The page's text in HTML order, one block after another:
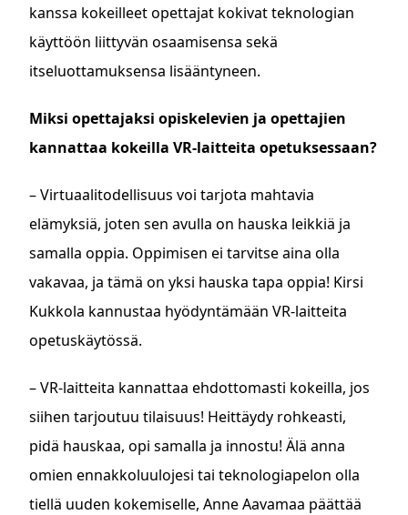
kanssa kokeilleet opettajat kokivat teknologian
käyttöön liittyvän osaamisensa sekä
itseluottamuksensa lisääntyneen.
Miksi opettajaksi opiskelevien ja opettajien
kannattaa kokeilla VR-laitteita opetuksessaan?
– Virtuaalitodellisuus voi tarjota mahtavia
elämyksiä, joten sen avulla on hauska leikkiä ja
samalla oppia. Oppimisen ei tarvitse aina olla
vakavaa, ja tämä on yksi hauska tapa oppia! Kirsi
Kukkola kannustaa hyödyntämään VR-laitteita
opetuskäytössä.
– VR-laitteita kannattaa ehdottomasti kokeilla, jos
siihen tarjoutuu tilaisuus! Heittäydy rohkeasti,
pidä hauskaa, opi samalla ja innostu! Älä anna
omien ennakkoluulojesi tai teknologiapelon olla
tiellä uuden kokemiselle, Anne Aavamaa päättää